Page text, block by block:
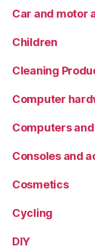
Car and motor
Children
Cleaning
Computer
Computers
Consoles and
Cosmetics
Cycling
DIY